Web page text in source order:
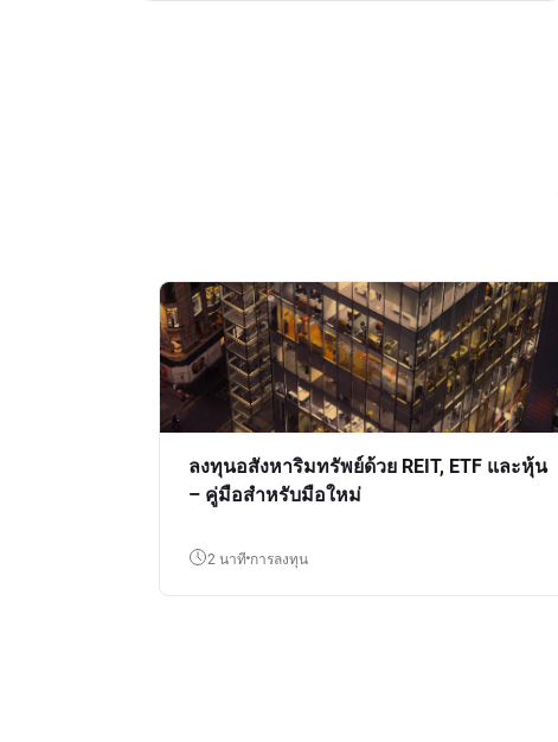
ลงทุนอสังหาริมทรัพย์ด้วย REIT, ETF และหุ้น
– คู่มือสำหรับมือใหม่
2 นาที การลงทุน